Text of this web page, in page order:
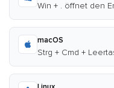
Win + . öffnet den
macOS
Strg + Cmd +